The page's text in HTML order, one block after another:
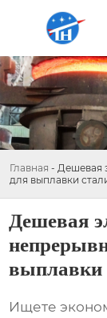
Главная - Дешевая
для выплавки
Дешевая
выплавки
Ищете